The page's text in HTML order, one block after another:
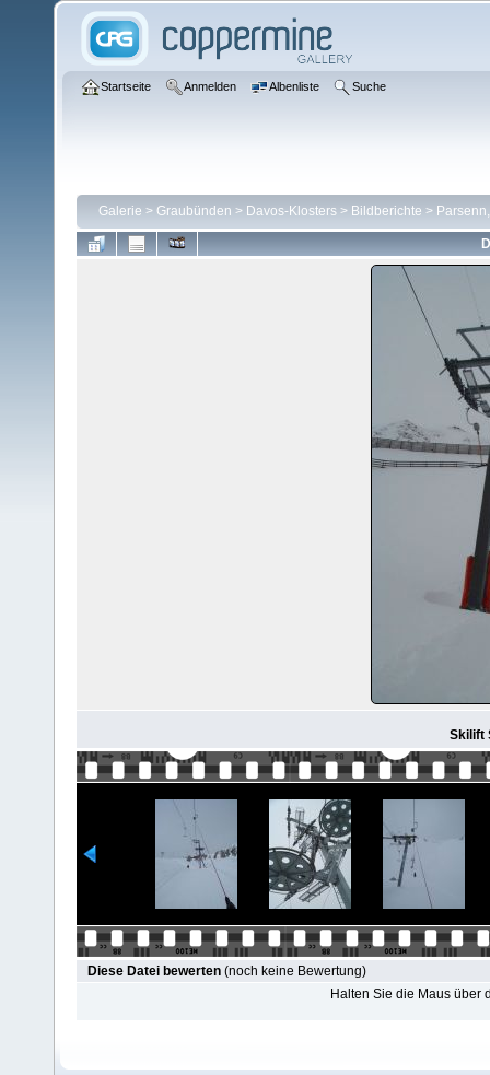
Startseite Anmelden Albenliste Suche
Galerie > Graubünden > Davos-Klosters > Bildberichte >
Skilift
Diese Datei bewerten (noch keine Bewertung)
Halten Sie die Maus über